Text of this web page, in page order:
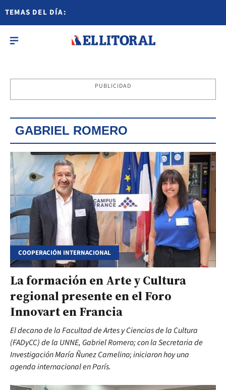
TEMAS DEL DÍA:
PUBLICIDAD
GABRIEL ROMERO
COOPERACIÓN INTERNACIONAL
La formación en Arte y Cultura
regional presente en el Foro
Innovart en Francia
El decano de la Facultad de Artes y Ciencias de la Cultura
(FADyCC) de la UNNE, Gabriel Romero; con la Secretaria de
Investigación María Ñunez Camelino; iniciaron hoy una
agenda internacional en París.